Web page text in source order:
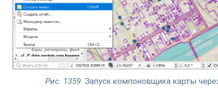
Рис. 1359. Запуск компоновщика карты